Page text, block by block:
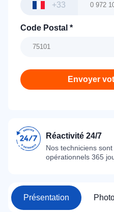
+33
Code Postal *
Envoyer
Réactivité 24/7
Nos techniciens sont
opérationnels 365
Présentation